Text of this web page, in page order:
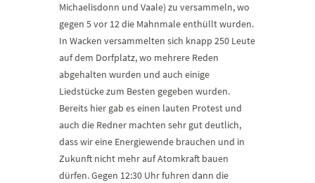
Michaelisdonn und Vaale) zu versammeln, wo
gegen 5 vor 12 die Mahnmale enthüllt wurden.
In Wacken versammelten sich knapp 250 Leute
auf dem Dorfplatz, wo mehrere Reden
abgehalten wurden und auch einige
Liedstücke zum Besten gegeben wurden.
Bereits hier gab es einen lauten Protest und
auch die Redner machten sehr gut deutlich,
dass wir eine Energiewende brauchen und in
Zukunft nicht mehr auf Atomkraft bauen
dürfen. Gegen 12:30 Uhr fuhren dann die